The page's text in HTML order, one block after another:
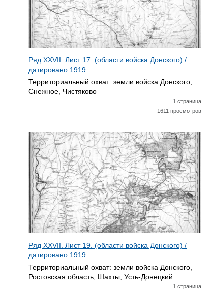
Ряд XXVII. Лист 17. (области войска Донского) /
датировано 1919
Территориальный охват: земли войска Донского,
Снежное, Чистяково
1 страница
1611 просмотров
Ряд XXVII. Лист 19. (области войска Донского) /
датировано 1919
Территориальный охват: земли войска Донского,
Ростовская область, Шахты, Усть-Донецкий
1 страница